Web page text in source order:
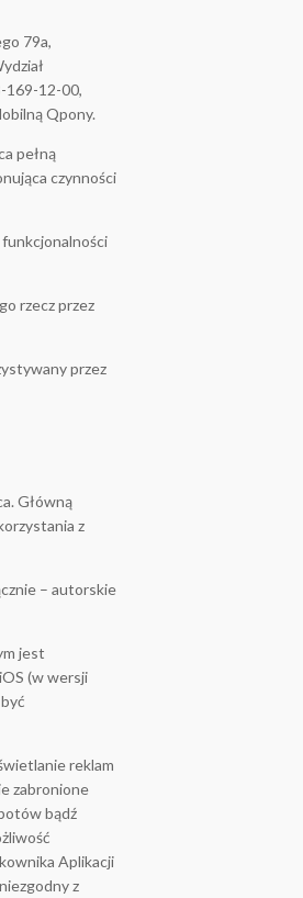
79a,
169-12-00,
Qpony.
pełną
czynności
funkcjonalności
rzecz przez
przez
Główną
z
– autorskie
jest
(w wersji
reklam
zabronione
bądź
Aplikacji
z